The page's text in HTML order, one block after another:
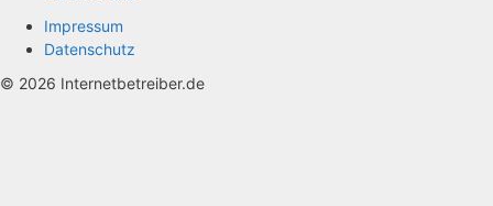
Impressum
Datenschutz
© 2026 Internetbetreiber.de